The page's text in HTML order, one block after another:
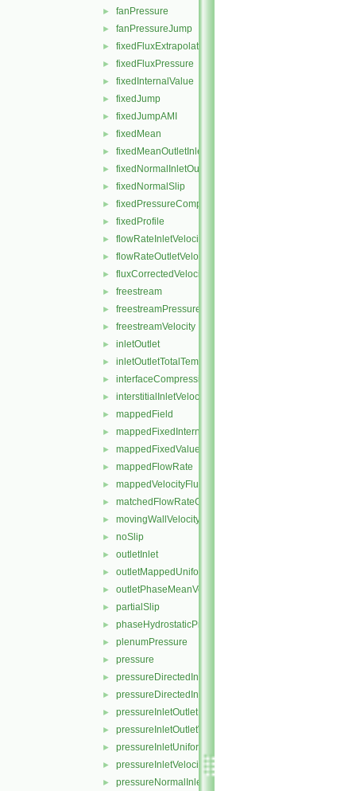
► fanPressure
► fanPressureJump
► fixedFluxExtrapolatedPressure
► fixedFluxPressure
► fixedInternalValue
► fixedJump
► fixedJumpAMI
► fixedMean
► fixedMeanOutletInlet
► fixedNormalInletOutletVelocity
► fixedNormalSlip
► fixedPressureCompressibleDensity
► fixedProfile
► flowRateInletVelocity
► flowRateOutletVelocity
► fluxCorrectedVelocity
► freestream
► freestreamPressure
► freestreamVelocity
► inletOutlet
► inletOutletTotalTemperature
► interfaceCompression
► interstitialInletVelocity
► mappedField
► mappedFixedInternalValue
► mappedFixedValue
► mappedFlowRate
► mappedVelocityFluxFixedValue
► matchedFlowRateOutletVelocity
► movingWallVelocity
► noSlip
► outletInlet
► outletMappedUniformInlet
► outletPhaseMeanVelocity
► partialSlip
► phaseHydrostaticPressure
► plenumPressure
► pressure
► pressureDirectedInletOutletVelocity
► pressureDirectedInletVelocity
► pressureInletOutletParSlipVelocity
► pressureInletOutletVelocity
► pressureInletUniformVelocity
► pressureInletVelocity
► pressureNormalInletOutletVelocity